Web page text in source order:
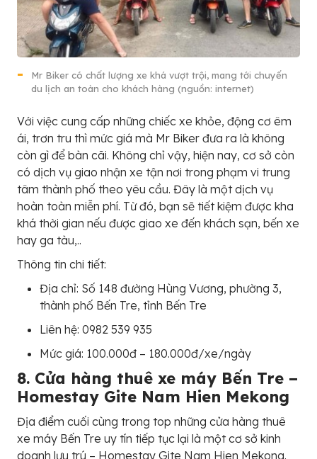
Mr Biker có chất lượng xe khá vượt trội, mang tới chuyến
du lịch an toàn cho khách hàng (nguồn: internet)
Với việc cung cấp những chiếc xe khỏe, động cơ êm
ái, trơn tru thì mức giá mà Mr Biker đưa ra là không
còn gì để bàn cãi. Không chỉ vậy, hiện nay, cơ sở còn
có dịch vụ giao nhận xe tận nơi trong phạm vi trung
tâm thành phố theo yêu cầu. Đây là một dịch vụ
hoàn toàn miễn phí. Từ đó, bạn sẽ tiết kiệm được kha
khá thời gian nếu được giao xe đến khách sạn, bến xe
hay ga tàu,..
Thông tin chi tiết:
Địa chỉ: Số 148 đường Hùng Vương, phường 3,
thành phố Bến Tre, tỉnh Bến Tre
Liên hệ: 0982 539 935
Mức giá: 100.000đ – 180.000đ/xe/ngày
8. Cửa hàng thuê xe máy Bến Tre –
Homestay Gite Nam Hien Mekong
Địa điểm cuối cùng trong top những cửa hàng thuê
xe máy Bến Tre uy tín tiếp tục lại là một cơ sở kinh
doanh lưu trú – Homestay Gite Nam Hien Mekong.